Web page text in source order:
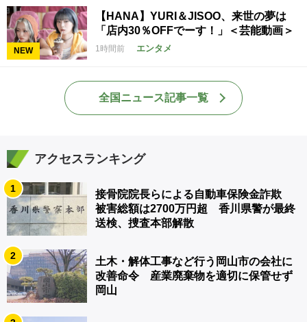
NEW
【HANA】YURI＆JISOO、来世の夢は
「店内30％OFFでーす！」＜芸能動画＞
1時間前 エンタメ
全国ニュース記事一覧
アクセスランキング
1
接骨院院長らによる自動車保険金詐欺
被害総額は2700万円超 香川県警が最終
送検、捜査本部解散
2
土木・解体工事など行う岡山市の会社に
改善命令 産業廃棄物を適切に保管せず
岡山